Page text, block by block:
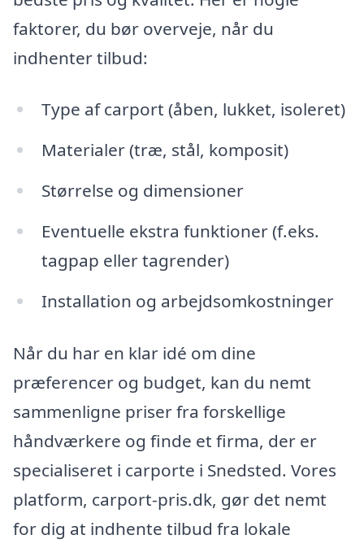
faktorer, du bør overveje, når du
indhenter tilbud:
Type af carport (åben, lukket, isoleret)
Materialer (træ, stål, komposit)
Størrelse og dimensioner
Eventuelle ekstra funktioner (f.eks.
tagpap eller tagrender)
Installation og arbejdsomkostninger
Når du har en klar idé om dine
præferencer og budget, kan du nemt
sammenligne priser fra forskellige
håndværkere og finde et firma, der er
specialiseret i carporte i Snedsted. Vores
platform, carport-pris.dk, gør det nemt
for dig at indhente tilbud fra lokale